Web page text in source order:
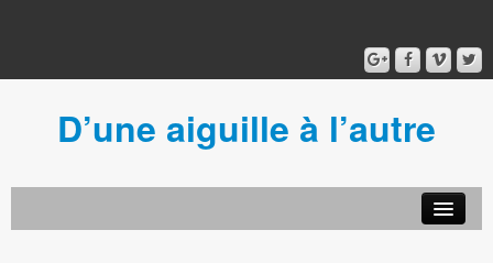
D’une aiguille à l’autre